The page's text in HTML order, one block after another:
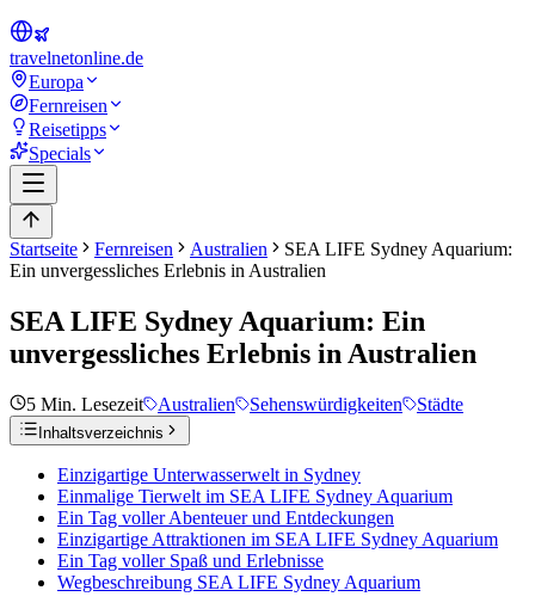
travelnetonline.de
Europa
Fernreisen
Reisetipps
Specials
Startseite Fernreisen Australien
SEA LIFE Sydney Aquarium:
Ein unvergessliches Erlebnis in Australien
SEA LIFE Sydney Aquarium: Ein
unvergessliches Erlebnis in Australien
5 Min. Lesezeit Australien Sehenswürdigkeiten Städte
Inhaltsverzeichnis
Einzigartige Unterwasserwelt in Sydney
Einmalige Tierwelt im SEA LIFE Sydney Aquarium
Ein Tag voller Abenteuer und Entdeckungen
Einzigartige Attraktionen im SEA LIFE Sydney Aquarium
Ein Tag voller Spaß und Erlebnisse
Wegbeschreibung SEA LIFE Sydney Aquarium